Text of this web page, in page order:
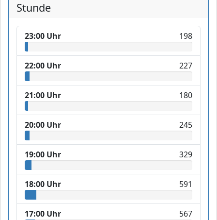
Stunde
23:00 Uhr 198
22:00 Uhr 227
21:00 Uhr 180
20:00 Uhr 245
19:00 Uhr 329
18:00 Uhr 591
17:00 Uhr 567